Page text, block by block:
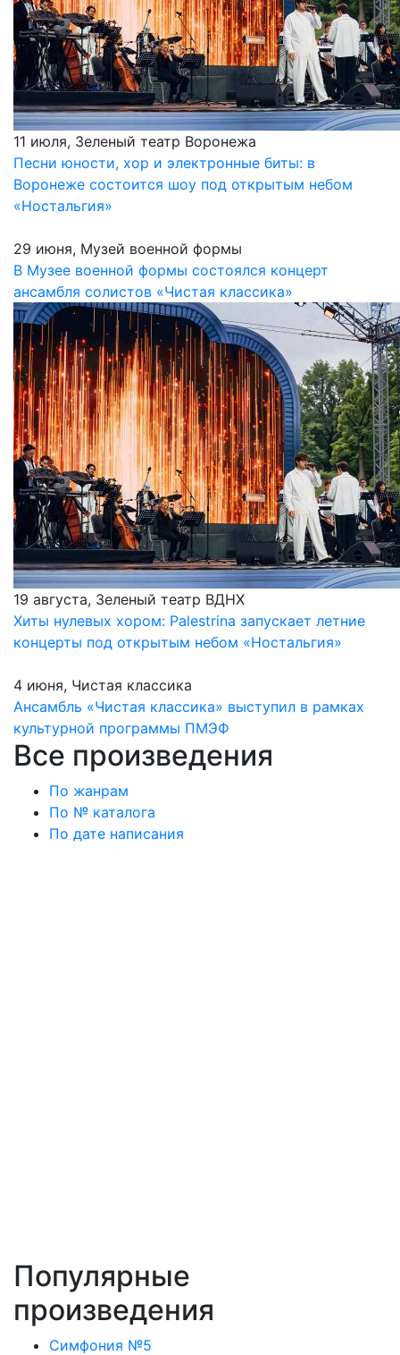
11 июля, Зеленый театр Воронежа
Песни юности, хор и электронные биты: в
Воронеже состоится шоу под открытым небом
«Ностальгия»
29 июня, Музей военной формы
В Музее военной формы состоялся концерт
ансамбля солистов «Чистая классика»
19 августа, Зеленый театр ВДНХ
Хиты нулевых хором: Palestrina запускает летние
концерты под открытым небом «Ностальгия»
4 июня, Чистая классика
Ансамбль «Чистая классика» выступил в рамках
культурной программы ПМЭФ
Все произведения
По жанрам
По № каталога
По дате написания
Популярные
произведения
Симфония №5